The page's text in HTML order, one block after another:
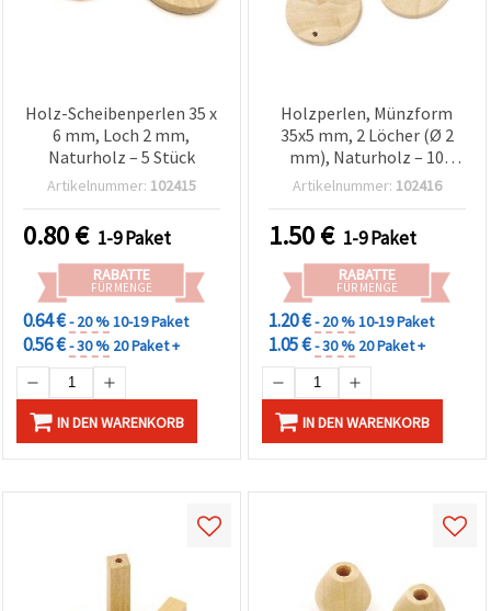
Holz-Scheibenperlen 35 x
6 mm, Loch 2 mm,
Naturholz – 5 Stück
Artikelnummer: 102415
0.80€ 1-9 Paket
RABATTE
FÜR MENGE
0.64 €- 20 %10-19 Paket
0.56 €- 30 % 20 Paket +
IN DEN WARENKORB
Holzperlen, Münzform
35x5 mm, 2 Löcher (Ø 2
mm), Naturholz – 10
Stück
Artikelnummer: 102416
1.50€ 1-9 Paket
RABATTE
FÜR MENGE
1.20 €- 20 %10-19 Paket
1.05 €- 30 % 20 Paket +
IN DEN WARENKORB